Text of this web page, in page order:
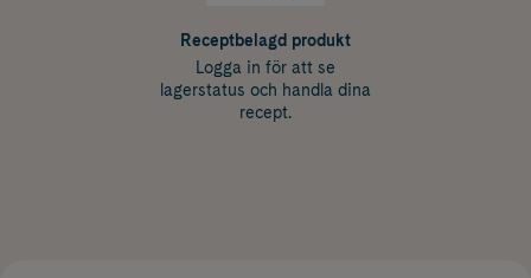
Receptbelagd produkt
Logga in för att se
lagerstatus och handla dina
recept.